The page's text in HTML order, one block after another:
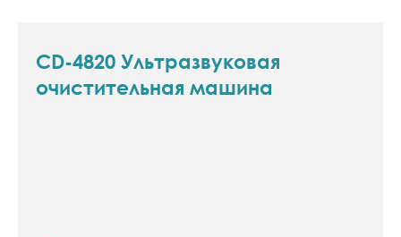
CD-4820 Ультразвуковая
очистительная машина